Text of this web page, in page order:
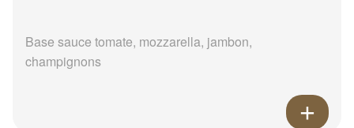
Base sauce tomate, mozzarella, jambon,
champignons